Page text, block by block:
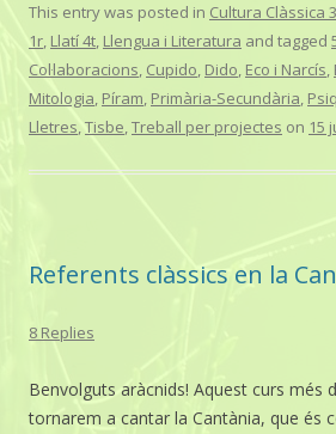
This entry was posted in Cultura Clàssica
1r, Llatí 4t, Llengua i Literatura and tagged
Col·laboracions, Cupido, Dido, Eco i Narcís,
Mitologia, Píram, Primària-Secundària,
Lletres,Tisbe,Treball per projectes on 15
Referents clàssics en la
8 Replies
Benvolguts aràcnids! Aquest curs més
tornarem a cantar la Cantània, que és